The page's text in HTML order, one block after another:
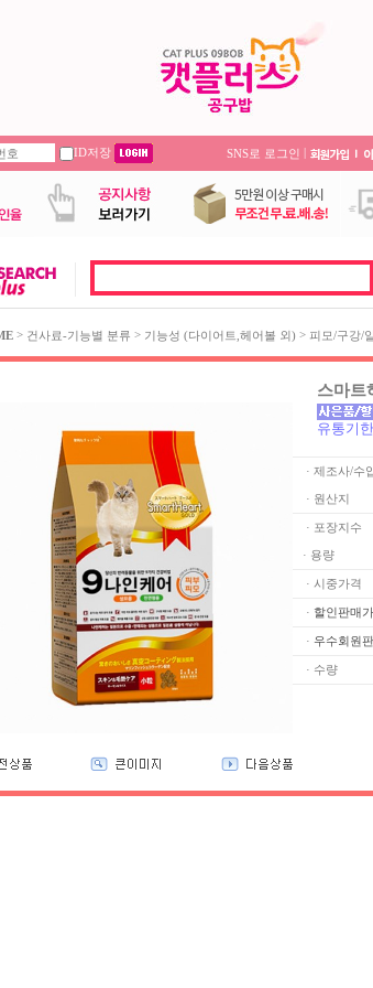
ID저장 SNS로 로그인 |
> 건사료-기능별 분류 > 기능성 (다이어트,헤어볼 외) > 피모/구강/
스마트
유통기
· 제조사/수
· 원산지
· 포장지수
· 용량
· 시중가격
· 할인판매
· 우수회원
· 수량